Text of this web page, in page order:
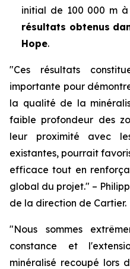
initial de 100 000 m
résultats obtenus
Hope.
"Ces résultats
importante pour
la qualité de la
faible profondeur des
leur proximité avec
existantes, pourrait
efficace tout en
global du projet." –
de la direction de Cartier.
"Nous sommes
constance et
minéralisé recoupé lors